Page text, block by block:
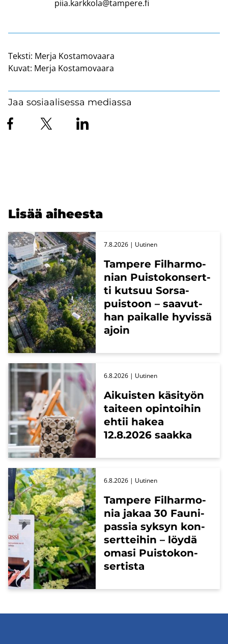
piia.karkkola@tampere.fi
Teksti: Merja Kostamovaara
Kuvat: Merja Kostamovaara
Jaa sosiaalisessa mediassa
Lisää ai­hees­ta
Tam­pe­re Fil­har­mo­
nian Puis­to­kon­sert­
ti kut­suu Sors­a­
puis­toon – saa­vut­
han pai­kal­le hy­vis­sä
ajoin
7.8.2026 | Uu­ti­nen
Ai­kuis­ten kä­si­työn
tai­teen opin­toi­hin
ehtii hakea
12.8.2026 saak­ka
6.8.2026 | Uu­ti­nen
Tam­pe­re Fil­har­mo­
nia jakaa 30 Fau­ni­
pas­sia syk­syn kon­
sert­tei­hin – löydä
omasi Puis­to­kon­
ser­tis­ta
6.8.2026 | Uu­ti­nen